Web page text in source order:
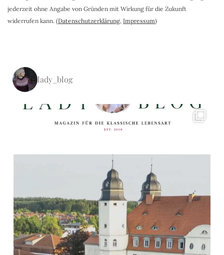
jederzeit ohne Angabe von Gründen mit Wirkung für die Zukunft
widerrufen kann. (Datenschutzerklärung, Impressum)
lady_blog